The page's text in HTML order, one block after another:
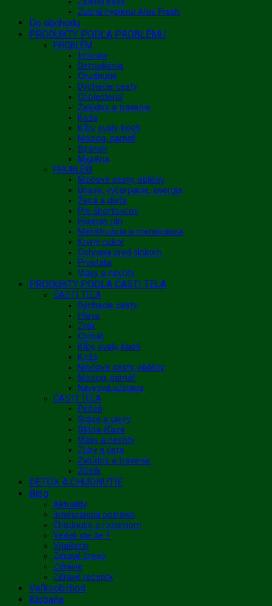
Zubná hygiena Aloe Fresh
Do obchodu
PRODUKTY PODĽA PROBLÉMU
PROBLÉM
Imunita
Detoxikácia
Chudnutie
Dýchacie cesty
Cholesterol
Žalúdok a trávenie
Koža
Kĺby, svaly, kosti
Mozog, pamäť
Spánok
Migréna
PROBLÉM
Močové cesty, obličky
Únava, vyčerpanie, energia
Žena a dieťa
Pre športovcov
Hojenie rán
Menštruácia a menopauza
Krvný cukor
Ochrana pred slnkom
Prostata
Vlasy a nechty
PRODUKTY PODĽA ČASTI TELA
ČASTI TELA
Dýchacie cesty
Hlava
Zrak
Chrbát
Kĺby, svaly, kosti
Koža
Močové cesty, obličky
Mozog, pamäť
Nervová sústava
ČASTI TELA
Pečeň
Srdce a cievy
Štítna žľaza
Vlasy a nechty
Zuby a ústa
Žalúdok a trávenie
Žlčník
DETOX A CHUDNUTIE
Blog
Aktuality
Intolerancia potravín
Chudnutie s rozumom
Vedeli ste že ?
VitaBerin
Zdravé črevo
Zdravie
Zdravé recepty
Veľkoobchod
Klobaňa